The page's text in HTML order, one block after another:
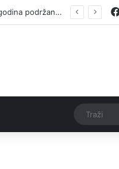
Vlada ZDK podržala samozapošljavanje 97 pripadnika boračke populacije – za 10 godina podržano pokretanje 1.152 mala biznisa